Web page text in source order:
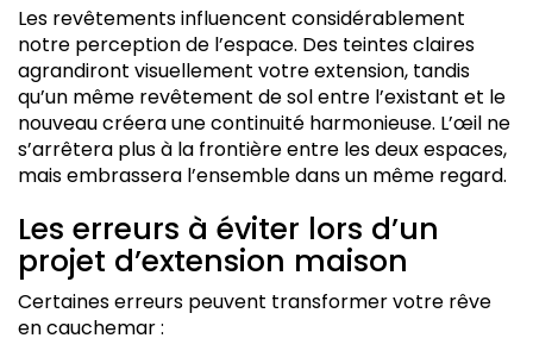
Les revêtements influencent considérablement
notre perception de l’espace. Des teintes claires
agrandiront visuellement votre extension, tandis
qu’un même revêtement de sol entre l’existant et le
nouveau créera une continuité harmonieuse. L’œil ne
s’arrêtera plus à la frontière entre les deux espaces,
mais embrassera l’ensemble dans un même regard.
Les erreurs à éviter lors d’un
projet d’extension maison
Certaines erreurs peuvent transformer votre rêve
en cauchemar :